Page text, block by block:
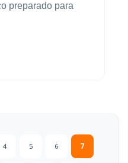
preparado para
4 5 6 7